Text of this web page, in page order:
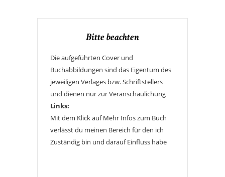
Bitte beachten
Die aufgeführten Cover und
Buchabbildungen sind das Eigentum des
jeweiligen Verlages bzw. Schriftstellers
und dienen nur zur Veranschaulichung
Links:
Mit dem Klick auf Mehr Infos zum Buch
verlässt du meinen Bereich für den ich
Zuständig bin und darauf Einfluss habe